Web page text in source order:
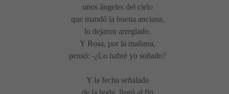
unos ángeles del cielo
que mandó la buena anciana,
lo dejaron arreglado.
Y Rosa, por la mañana,
pensó: -¿Lo habré yo soñado?
Y la fecha señalada